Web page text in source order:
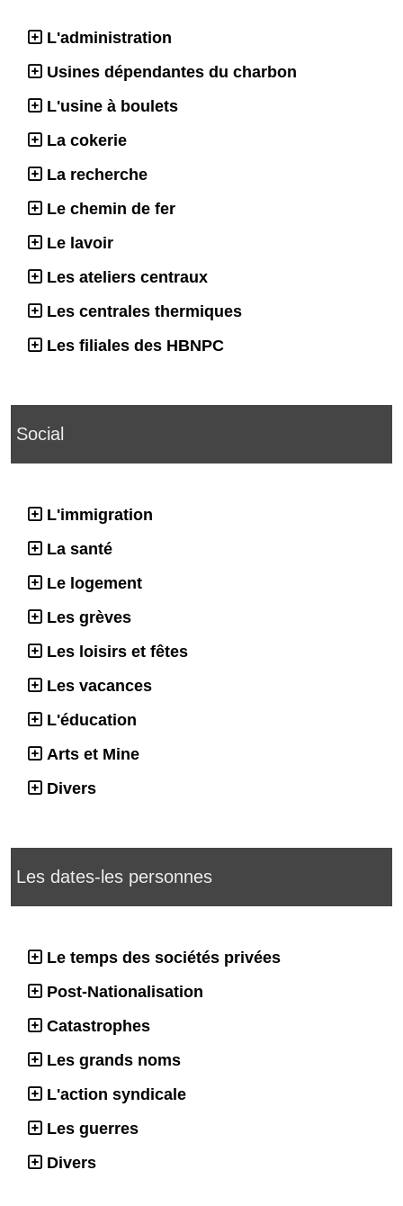
L'administration
Usines dépendantes du charbon
L'usine à boulets
La cokerie
La recherche
Le chemin de fer
Le lavoir
Les ateliers centraux
Les centrales thermiques
Les filiales des HBNPC
Social
L'immigration
La santé
Le logement
Les grèves
Les loisirs et fêtes
Les vacances
L'éducation
Arts et Mine
Divers
Les dates-les personnes
Le temps des sociétés privées
Post-Nationalisation
Catastrophes
Les grands noms
L'action syndicale
Les guerres
Divers